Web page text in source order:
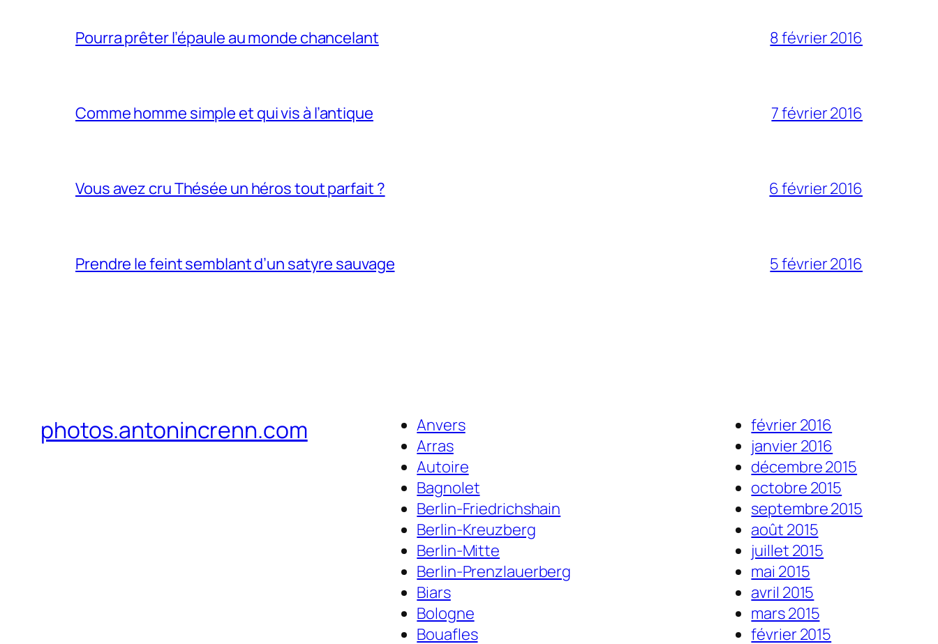
Pourra prêter l’épaule au monde chancelant 8 février 2016
Comme homme simple et qui vis à l’antique 7 février 2016
Vous avez cru Thésée un héros tout parfait ? 6 février 2016
Prendre le feint semblant d’un satyre sauvage 5 février 2016
photos.antonincrenn.com
Anvers
Arras
Autoire
Bagnolet
Berlin-Friedrichshain
Berlin-Kreuzberg
Berlin-Mitte
Berlin-Prenzlauerberg
Biars
Bologne
Bouafles
février 2016
janvier 2016
décembre 2015
octobre 2015
septembre 2015
août 2015
juillet 2015
mai 2015
avril 2015
mars 2015
février 2015